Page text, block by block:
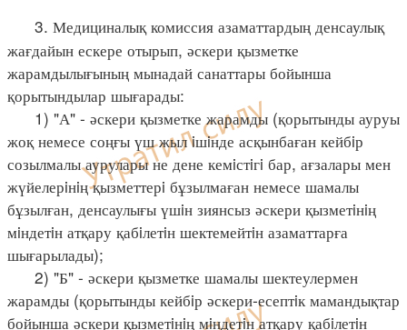
3. Медициналық комиссия азаматтардың денсаулық
жағдайын ескере отырып, әскери қызметке
жарамдылығының мынадай санаттары бойынша
қорытындылар шығарады:
1) "А" - әскери қызметке жарамды (қорытынды ауруы
жоқ немесе соңғы үш жыл iшiнде асқынбаған кейбiр
созылмалы аурулары не дене кемiстiгi бар, ағзалары мен
жүйелерiнiң қызметтерi бұзылмаған немесе шамалы
бұзылған, денсаулығы үшiн зиянсыз әскери қызметiнiң
мiндетiн атқару қабiлетiн шектемейтiн азаматтарға
шығарылады);
2) "Б" - әскери қызметке шамалы шектеулермен
жарамды (қорытынды кейбiр әскери-есептiк мамандықтар
бойынша әскери қызметiнiң мiндетiн атқару қабiлетiн